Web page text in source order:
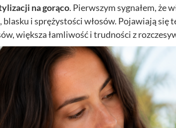
na gorąco. Pierwszym sygnałem, że
i sprężystości włosów. Pojawiają się
większa łamliwość i trudności z